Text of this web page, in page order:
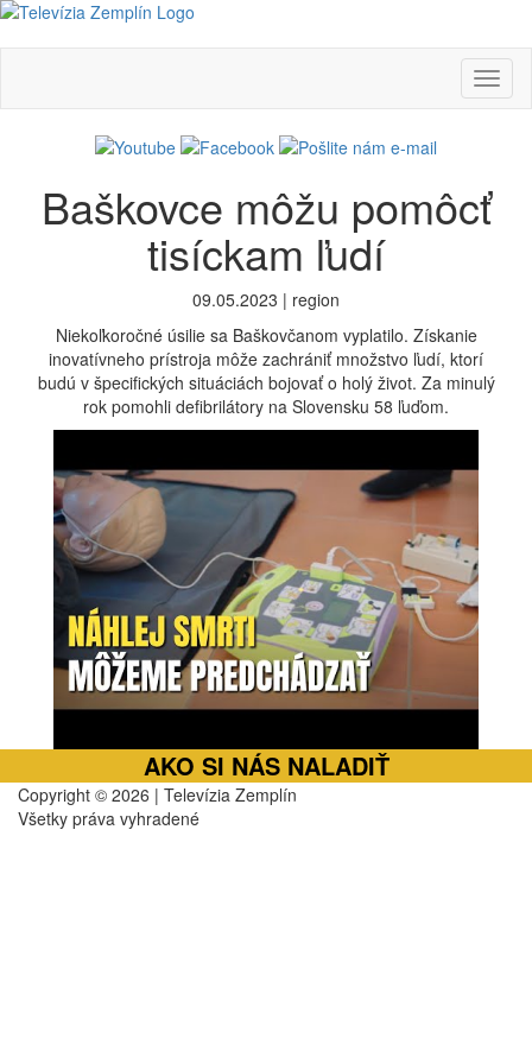
Baškovce môžu pomôcť
tisíckam ľudí
09.05.2023 | region
Niekoľkoročné úsilie sa Baškovčanom vyplatilo. Získanie
inovatívneho prístroja môže zachrániť množstvo ľudí, ktorí
budú v špecifických situáciách bojovať o holý život. Za minulý
rok pomohli defibrilátory na Slovensku 58 ľuďom.
AKO SI NÁS NALADIŤ
Copyright © 2026 | Televízia Zemplín
Všetky práva vyhradené